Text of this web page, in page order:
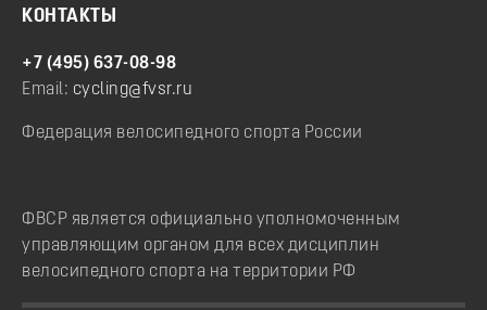
КОНТАКТЫ
+7 (495) 637-08-98
Email: cycling@fvsr.ru
Федерация велосипедного спорта России
ФВСР является официально уполномоченным
управляющим органом для всех дисциплин
велосипедного спорта на территории РФ